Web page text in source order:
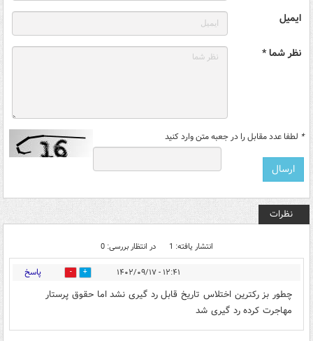
ایمیل
نظر شما *
* لطفا عدد مقابل را در جعبه متن وارد کنید
نظرات
انتشار یافته: 1 در انتظار بررسی: 0
۱۲:۴۱ - ۱۴۰۲/۰۹/۱۷ 0 پاسخ
چطور بز رکترین‌ اختلاس تاریخ قابل رد گیری نشد اما حقوق پرستار
مهاجرت کرده رد گیری شد